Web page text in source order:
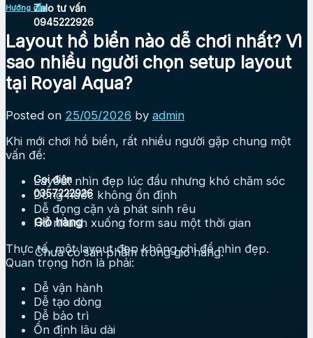
Zalo tư vấn
0945222926
Gọi điện
0357222926
Giỏ hàng
Chưa có sản phẩm trong giỏ hàng.
Hướng dẫn
Layout hồ biển nào dễ chơi nhất? Vì
sao nhiều người chọn setup layout
tại Royal Aqua?
Posted on 25/05/2026 by admin
Khi mới chơi hồ biển, rất nhiều người gặp chung một
vấn đề:
Layout nhìn đẹp lúc đầu nhưng khó chăm sóc
Dòng nước không ổn định
Dễ đọng cặn và phát sinh rêu
Hồ nhanh xuống form sau một thời gian
Thực tế, một layout đẹp không chỉ để nhìn đẹp.
Quan trọng hơn là phải:
Dễ vận hành
Dễ tạo dòng
Dễ bảo trì
Ổn định lâu dài